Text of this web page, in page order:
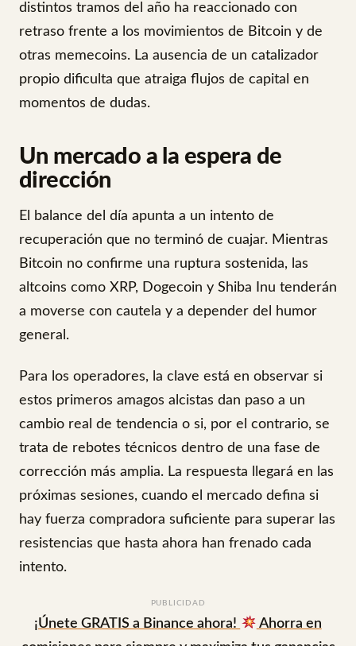
distintos tramos del año ha reaccionado con
retraso frente a los movimientos de Bitcoin y de
otras memecoins. La ausencia de un catalizador
propio dificulta que atraiga flujos de capital en
momentos de dudas.
Un mercado a la espera de
dirección
El balance del día apunta a un intento de
recuperación que no terminó de cuajar. Mientras
Bitcoin no confirme una ruptura sostenida, las
altcoins como XRP, Dogecoin y Shiba Inu tenderán
a moverse con cautela y a depender del humor
general.
Para los operadores, la clave está en observar si
estos primeros amagos alcistas dan paso a un
cambio real de tendencia o si, por el contrario, se
trata de rebotes técnicos dentro de una fase de
corrección más amplia. La respuesta llegará en las
próximas sesiones, cuando el mercado defina si
hay fuerza compradora suficiente para superar las
resistencias que hasta ahora han frenado cada
intento.
PUBLICIDAD
¡Únete GRATIS a Binance ahora!
Ahorra en